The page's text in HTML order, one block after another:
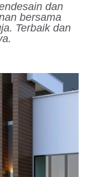
dan
bersama
Terbaik dan